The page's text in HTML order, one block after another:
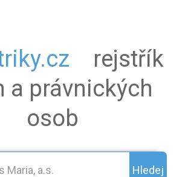
rejstřík
a právnických
osob
Hledej